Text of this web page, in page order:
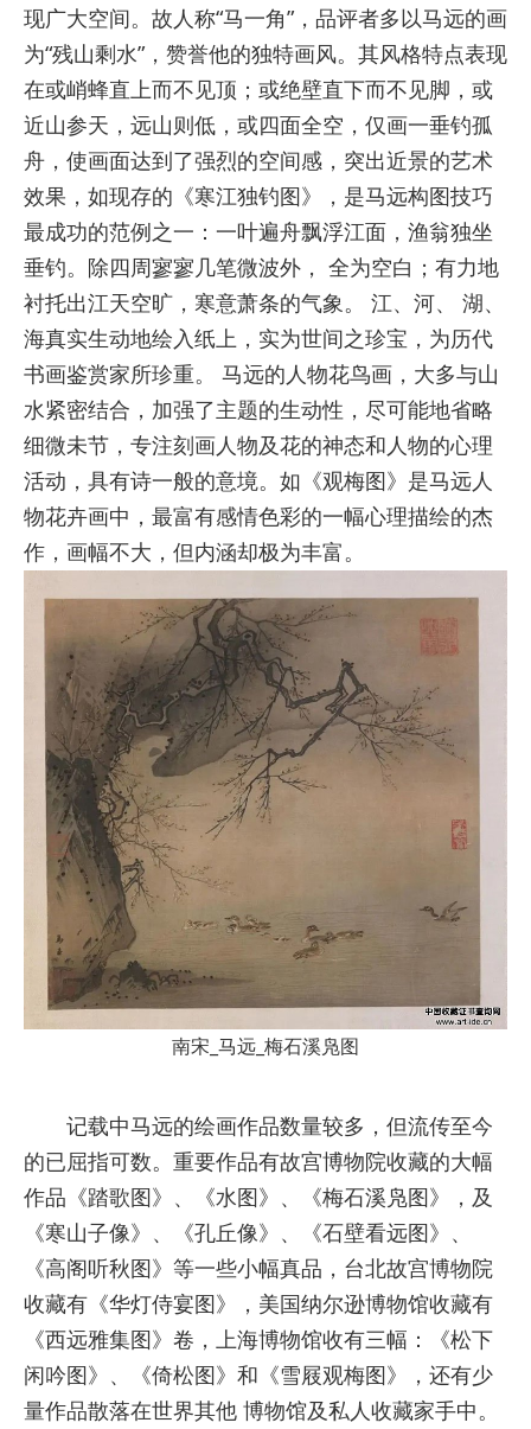
现广大空间。故人称“马一角”，品评者多以马远的画
为“残山剩水”，赞誉他的独特画风。其风格特点表现
在或峭蜂直上而不见顶；或绝壁直下而不见脚，或
近山参天，远山则低，或四面全空，仅画一垂钓孤
舟，使画面达到了强烈的空间感，突出近景的艺术
效果，如现存的《寒江独钓图》，是马远构图技巧
最成功的范例之一：一叶遍舟飘浮江面，渔翁独坐
垂钓。除四周寥寥几笔微波外， 全为空白；有力地
衬托出江天空旷，寒意萧条的气象。 江、河、 湖、
海真实生动地绘入纸上，实为世间之珍宝，为历代
书画鉴赏家所珍重。 马远的人物花鸟画，大多与山
水紧密结合，加强了主题的生动性，尽可能地省略
细微未节，专注刻画人物及花的神态和人物的心理
活动，具有诗一般的意境。如《观梅图》是马远人
物花卉画中，最富有感情色彩的一幅心理描绘的杰
作，画幅不大，但内涵却极为丰富。
南宋_马远_梅石溪凫图
记载中马远的绘画作品数量较多，但流传至今
的已屈指可数。重要作品有故宫博物院收藏的大幅
作品《踏歌图》、《水图》、《梅石溪凫图》，及
《寒山子像》、《孔丘像》、《石壁看远图》、
《高阁听秋图》等一些小幅真品，台北故宫博物院
收藏有《华灯侍宴图》，美国纳尔逊博物馆收藏有
《西远雅集图》卷，上海博物馆收有三幅：《松下
闲吟图》、《倚松图》和《雪屐观梅图》，还有少
量作品散落在世界其他 博物馆及私人收藏家手中。